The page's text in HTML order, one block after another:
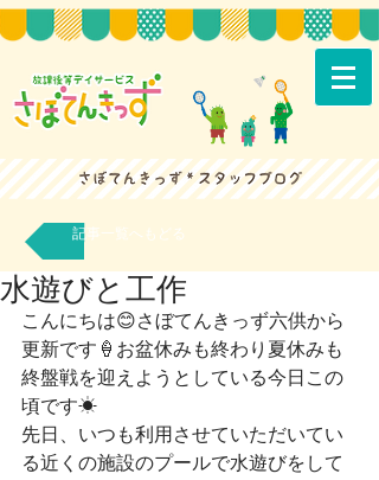
記事一覧へもどる
水遊びと工作
こんにちは😊さぼてんきっず六供から
更新です🍦お盆休みも終わり夏休みも
終盤戦を迎えようとしている今日この
頃です☀
先日、いつも利用させていただいてい
る近くの施設のプールで水遊びをして